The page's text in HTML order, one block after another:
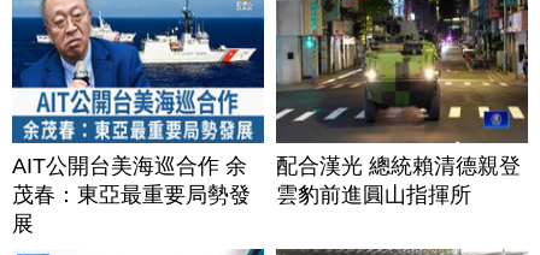
AIT公開台美海巡合作 余
茂春：東亞最重要局勢發
展
配合漢光 總統賴清德親登
雲豹前進圓山指揮所